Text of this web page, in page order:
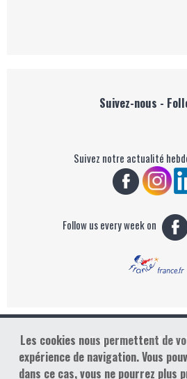
Suivez-nous -
Suivez notre actualité
Follow us every week on
Copyright : Golf
Les cookies nous permettent de
expérience de navigation. Vous
dans ce cas, vous ne pourrez plus